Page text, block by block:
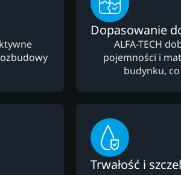
Dopasowanie
ALFA-TECH
pojemności i
budynku,
Trwałość i